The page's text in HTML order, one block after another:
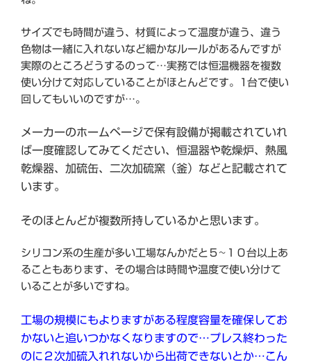
サイズでも時間が違う、材質によって温度が違う、違う
色物は一緒に入れないなど細かなルールがあるんですが
実際のところどうするのって…実務では恒温機器を複数
使い分けて対応していることがほとんどです。1台で使い
回してもいいのですが…。
メーカーのホームページで保有設備が掲載されていれ
ば一度確認してみてください、恒温器や乾燥炉、熱風
乾燥器、加硫缶、二次加硫窯（釜）などと記載されて
います。
そのほとんどが複数所持しているかと思います。
シリコン系の生産が多い工場なんかだと５~１０台以上あ
ることもあります、その場合は時間や温度で使い分けて
いることが多いですね。
工場の規模にもよりますがある程度容量を確保してお
かないと追いつかなくなりますので…プレス終わった
のに２次加硫入れれないから出荷できないとか…こん